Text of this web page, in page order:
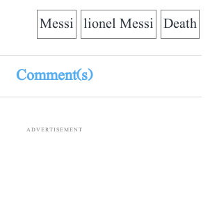
Death
lionel Messi
Messi
Comment(s)
ADVERTISEMENT